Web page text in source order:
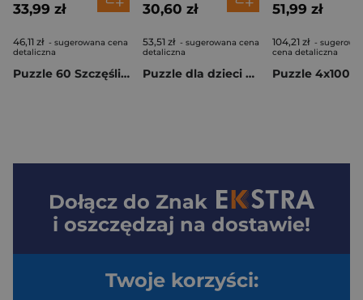
33,99 zł
46,11 zł - sugerowana cena
detaliczna
Puzzle 60 Szczęśliwe konie
30,60 zł
53,51 zł - sugerowana cena
detaliczna
Puzzle dla dzieci 4w1 Koci Domek Gabi
51,99 zł
104,21 zł -
cena detaliczna
Dołącz do Znak
i oszczędzaj na dostawie!
Twoje korzyści: